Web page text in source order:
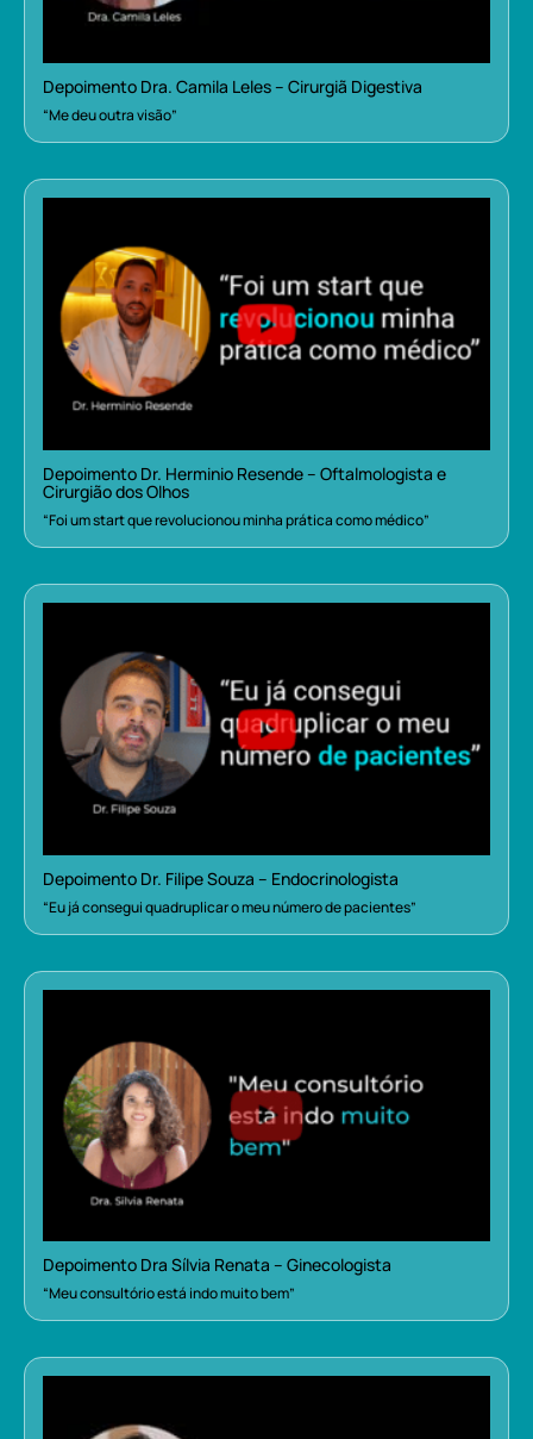
Depoimento Dra. Camila Leles – Cirurgiã Digestiva
“Me deu outra visão”
Depoimento Dr. Herminio Resende – Oftalmologista e
Cirurgião dos Olhos
“Foi um start que revolucionou minha prática como médico”
Depoimento Dr. Filipe Souza – Endocrinologista
“Eu já consegui quadruplicar o meu número de pacientes”
Depoimento Dra Sílvia Renata – Ginecologista
“Meu consultório está indo muito bem”